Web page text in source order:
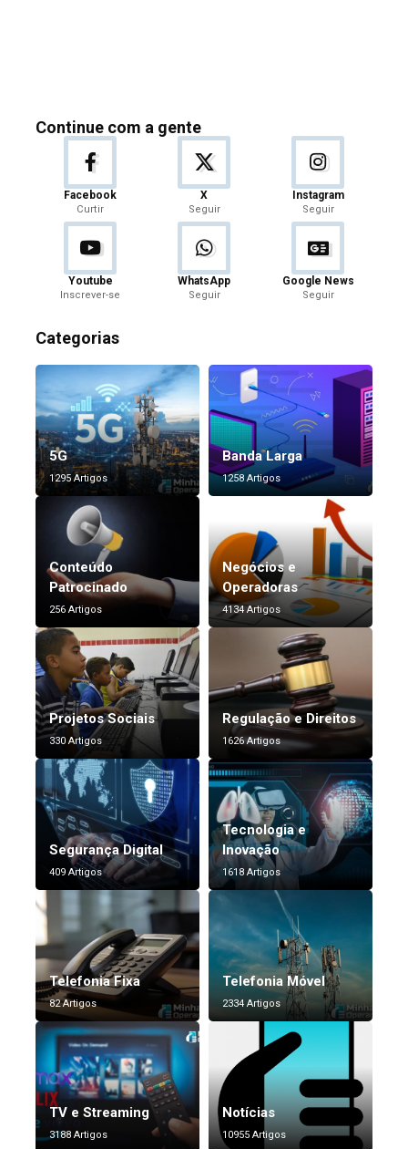
Continue com a gente
Facebook
Curtir
X
Seguir
Instagram
Seguir
Youtube
Inscrever-se
WhatsApp
Seguir
Google News
Seguir
Categorias
5G
1295 Artigos
Banda Larga
1258 Artigos
Conteúdo
Patrocinado
256 Artigos
Negócios e
Operadoras
4134 Artigos
Projetos Sociais
330 Artigos
Regulação e Direitos
1626 Artigos
Segurança Digital
409 Artigos
Tecnologia e
Inovação
1618 Artigos
Telefonia Fixa
82 Artigos
Telefonia Móvel
2334 Artigos
TV e Streaming
3188 Artigos
Notícias
10955 Artigos